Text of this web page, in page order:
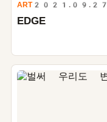
ART2021.09.27
EDGE